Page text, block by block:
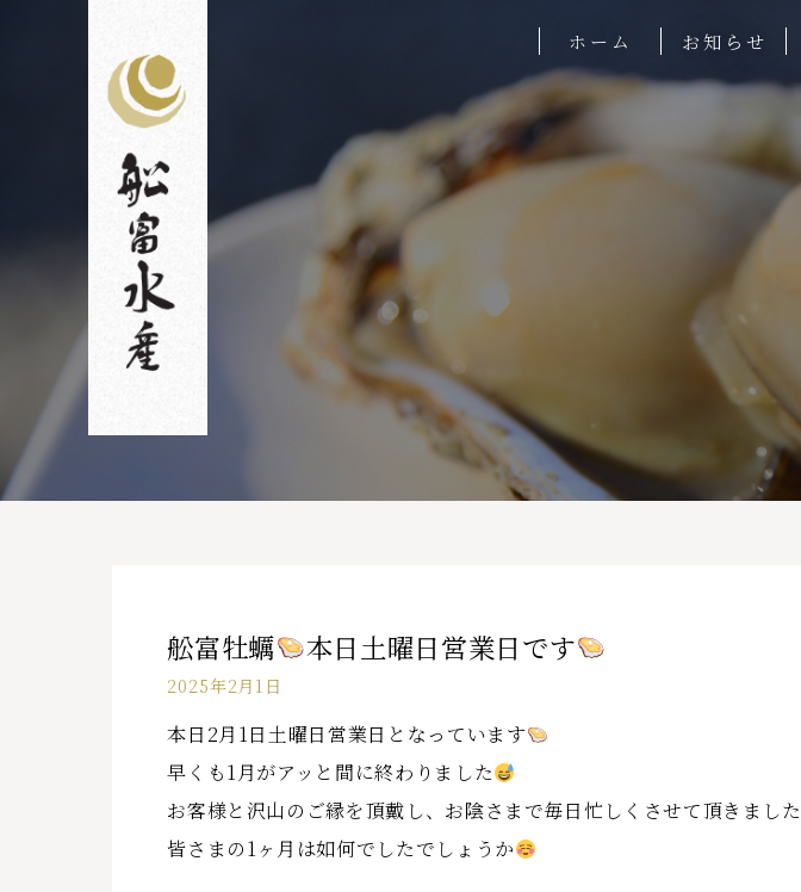
ホーム お知らせ
舩富牡蠣 本日土曜日営業日です
2025年2月1日
本日2月1日土曜日営業日となっています
早くも1月がアッと間に終わりました
お客様と沢山のご縁を頂戴し、お陰さまで毎日忙しくさせて頂きました
皆さまの1ヶ月は如何でしたでしょうか